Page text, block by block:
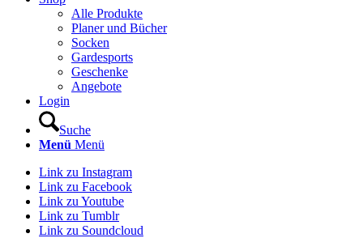
Alle Produkte
Planer und Bücher
Socken
Gardesports
Geschenke
Angebote
Login
Suche
Menü Menü
Link zu Instagram
Link zu Facebook
Link zu Youtube
Link zu Tumblr
Link zu Soundcloud